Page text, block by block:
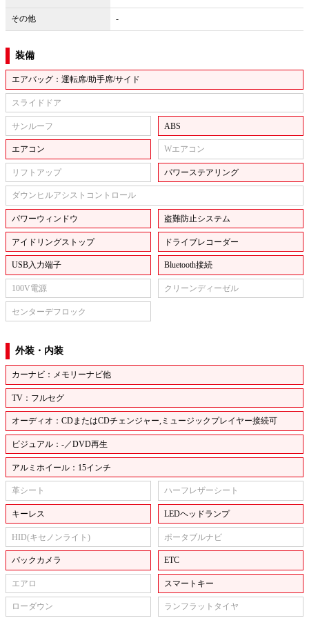
その他 -
装備
エアバッグ：運転席/助手席/サイド
スライドドア
サンルーフ ABS
エアコン Wエアコン
リフトアップ パワーステアリング
ダウンヒルアシストコントロール
パワーウィンドウ 盗難防止システム
アイドリングストップ ドライブレコーダー
USB入力端子 Bluetooth接続
100V電源 クリーンディーゼル
センターデフロック
外装・内装
カーナビ：メモリーナビ他
TV：フルセグ
オーディオ：CDまたはCDチェンジャー,ミュージックプレイヤー接続可
ビジュアル：-／DVD再生
アルミホイール：15インチ
革シート ハーフレザーシート
キーレス LEDヘッドランプ
HID(キセノンライト) ポータブルナビ
バックカメラ ETC
エアロ スマートキー
ローダウン ランフラットタイヤ